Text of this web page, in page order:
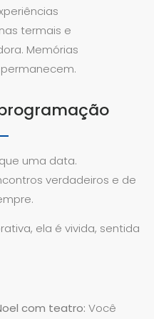
termais e
Memórias
uma data.
verdadeiros e de
ela é vivida, sentida
com teatro: Você